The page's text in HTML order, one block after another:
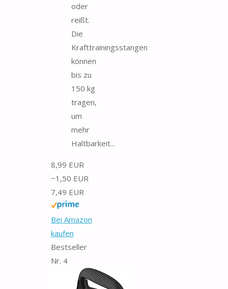
oder
reißt.
Die
Krafttrainingsstangen
können
bis zu
150 kg
tragen,
um
mehr
Haltbarkeit...
8,99 EUR
−1,50 EUR
7,49 EUR
Bei Amazon
kaufen
Bestseller
Nr. 4